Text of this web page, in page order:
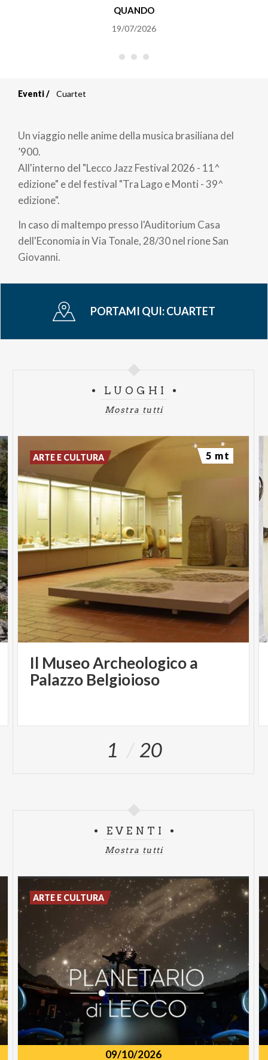
QUANDO
19/07/2026
di
pane
Eventi Cuartet
Un viaggio nelle anime della musica brasiliana del
’900.
All'interno del "Lecco Jazz Festival 2026 - 11^
edizione" e del festival "Tra Lago e Monti - 39^
edizione".
In caso di maltempo presso l'Auditorium Casa
dell'Economia in Via Tonale, 28/30 nel rione San
Giovanni.
PORTAMI QUI:CUARTET
LUOGHI
Mostra tutti
Il Museo Archeologico a
Palazzo Belgioioso
ARTE E CULTURA 5 mt
1 20
EVENTI
Mostra tutti
09/10/2026
ARTE E CULTURA